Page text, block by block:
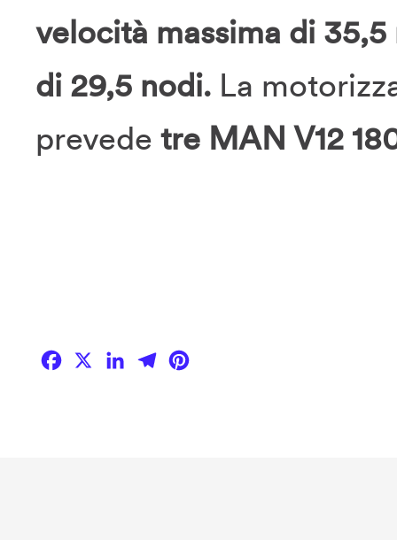
velocità massima di
di 29,5 nodi.La
prevede tre MAN V12
Facebook
X LinkedIn
Telegram